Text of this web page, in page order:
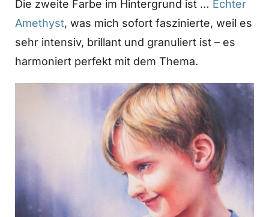
Die zweite Farbe im Hintergrund ist … Echter
Amethyst, was mich sofort faszinierte, weil es
sehr intensiv, brillant und granuliert ist – es
harmoniert perfekt mit dem Thema.